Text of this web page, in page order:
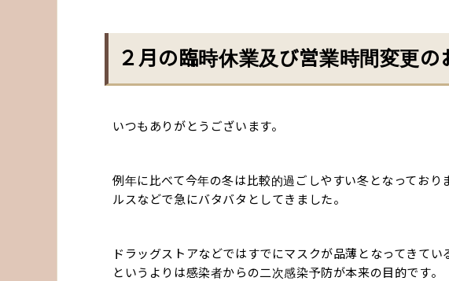
２月の臨時休業及び営業時間変更の
いつもありがとうございます。
例年に比べて今年の冬は比較的過ごしやすい冬となっており
ルスなどで急にバタバタとしてきました。
ドラッグストアなどではすでにマスクが品薄となってきて
というよりは感染者からの二次感染予防が本来の目的です。